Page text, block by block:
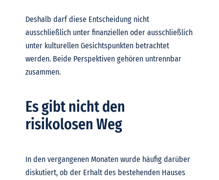
Deshalb darf diese Entscheidung nicht
ausschließlich unter finanziellen oder ausschließlich
unter kulturellen Gesichtspunkten betrachtet
werden. Beide Perspektiven gehören untrennbar
zusammen.
Es gibt nicht den
risikolosen Weg
In den vergangenen Monaten wurde häufig darüber
diskutiert, ob der Erhalt des bestehenden Hauses